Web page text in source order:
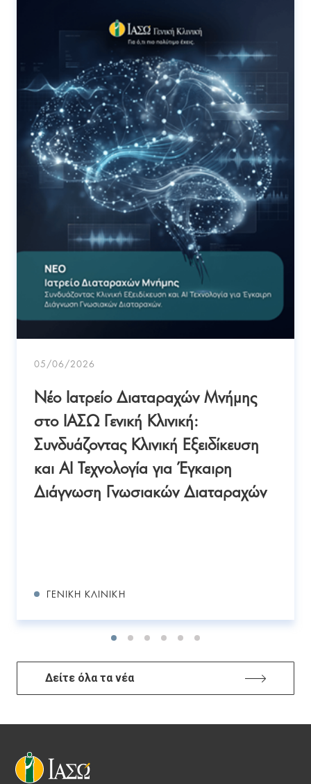
05/06/2026
Νέο Ιατρείο Διαταραχών Μνήμης
στο ΙΑΣΩ Γενική Κλινική:
Συνδυάζοντας Κλινική Εξειδίκευση
και AI Τεχνολογία για Έγκαιρη
Διάγνωση Γνωσιακών Διαταραχών
ΓΕΝΙΚΉ ΚΛΙΝΙΚΉ
Δείτε όλα τα νέα